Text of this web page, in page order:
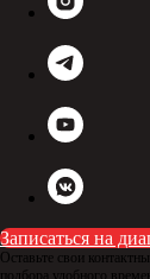
Записаться на
Оставьте свои
подбора удобного